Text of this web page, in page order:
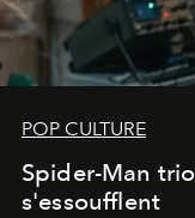
POP CULTURE
Spider-Man
s'essoufflent